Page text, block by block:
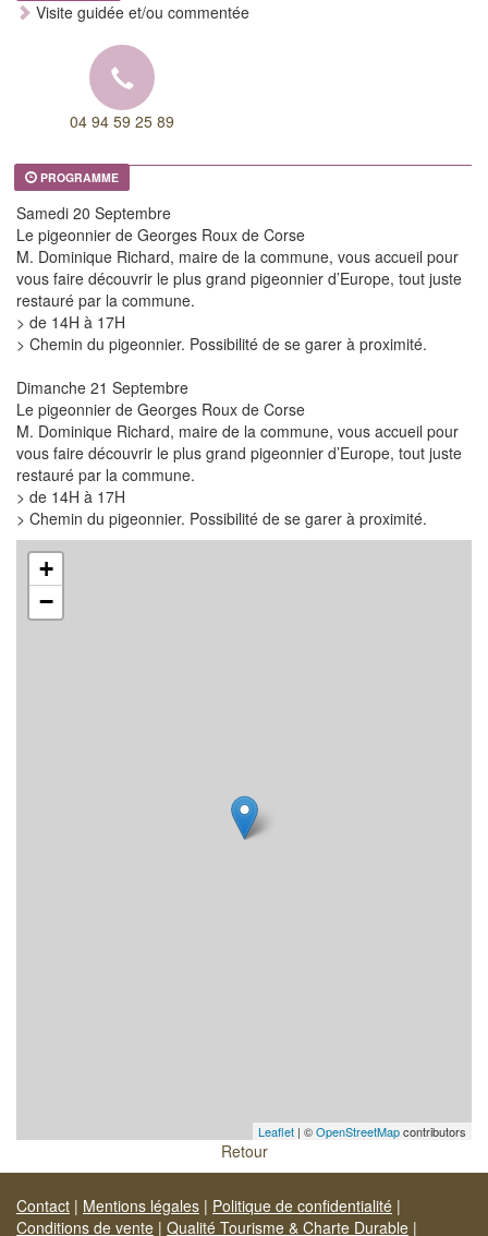
Visite guidée et/ou commentée
04 94 59 25 89
PROGRAMME
Samedi 20 Septembre
Le pigeonnier de Georges Roux de Corse
M. Dominique Richard, maire de la commune, vous accueil pour
vous faire découvrir le plus grand pigeonnier d’Europe, tout juste
restauré par la commune.
> de 14H à 17H
> Chemin du pigeonnier. Possibilité de se garer à proximité.
Dimanche 21 Septembre
Le pigeonnier de Georges Roux de Corse
M. Dominique Richard, maire de la commune, vous accueil pour
vous faire découvrir le plus grand pigeonnier d’Europe, tout juste
restauré par la commune.
> de 14H à 17H
> Chemin du pigeonnier. Possibilité de se garer à proximité.
+
−
Leaflet | ©OpenStreetMapcontributors
Retour
Contact | Mentions légales | Politique de confidentialité |
Conditions de vente | Qualité Tourisme & Charte Durable |